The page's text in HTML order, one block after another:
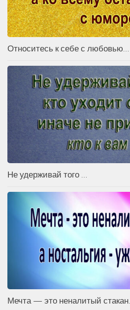
Относитесь к себе с любовью…
Не удерживай того …
Мечта — это неналитый стакан…